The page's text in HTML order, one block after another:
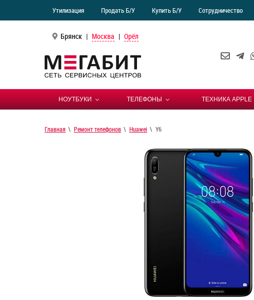
Утилизация Продать Б/У Купить Б/У Сотрудничество
Брянск | Москва | Орёл
НОУТБУКИ ТЕЛЕФОНЫ ТЕХНИКА APPLE
Главная Ремонт телефонов Huawei Y6